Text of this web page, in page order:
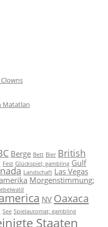
Matatlan
Berge Bett Bier British
Fest Glückspiel; gambling Gulf
Landschaft Las Vegas
Morgenstimmung;
NV Oaxaca
See Spielautomat; gambling
Staaten